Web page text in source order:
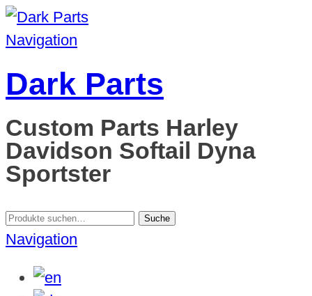
Navigation
Dark Parts
Custom Parts Harley
Davidson Softail Dyna
Sportster
Suche
nach:
Suche
Navigation